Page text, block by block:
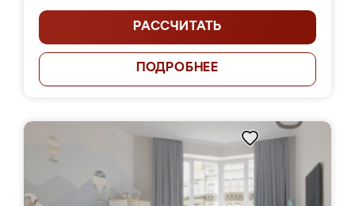
РАССЧИТАТЬ
ПОДРОБНЕЕ